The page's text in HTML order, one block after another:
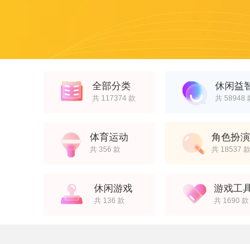
全部分类
共 117374 款
休闲益
共 58948
体育运动
共 356 款
角色扮演
共 18537 款
休闲游戏
共 136 款
游戏工
共 1690 款